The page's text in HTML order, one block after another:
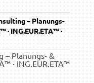
– Planungs-
· ING.EUR.ETA™ ·
Planungs- &
· ING.EUR.ETA™